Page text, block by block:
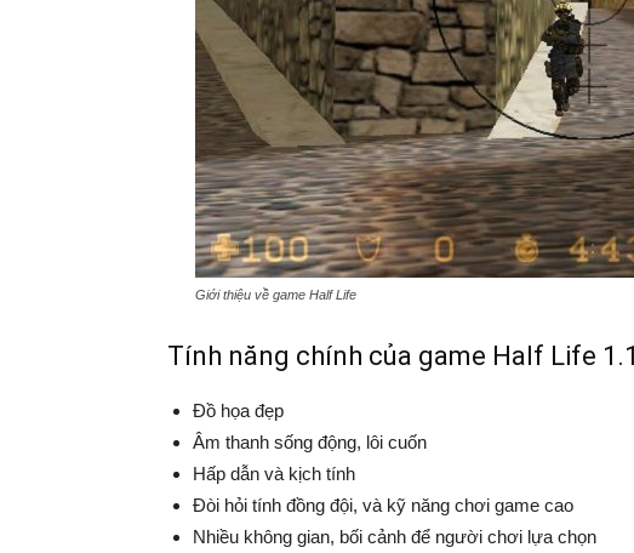
Giới thiệu về game Half Life
Tính năng chính của game Half Life 1.1
Đồ họa đẹp
Âm thanh sống động, lôi cuốn
Hấp dẫn và kịch tính
Đòi hỏi tính đồng đội, và kỹ năng chơi game cao
Nhiều không gian, bối cảnh để người chơi lựa chọn